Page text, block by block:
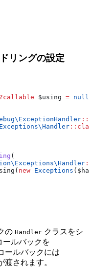
リングの設定
?callable $using = null
ExceptionHandler ::
Handler ::
(
Handler ::
( new Exceptions (
の Handler クラスをシ
ールバックを
ールバックには
渡されます。